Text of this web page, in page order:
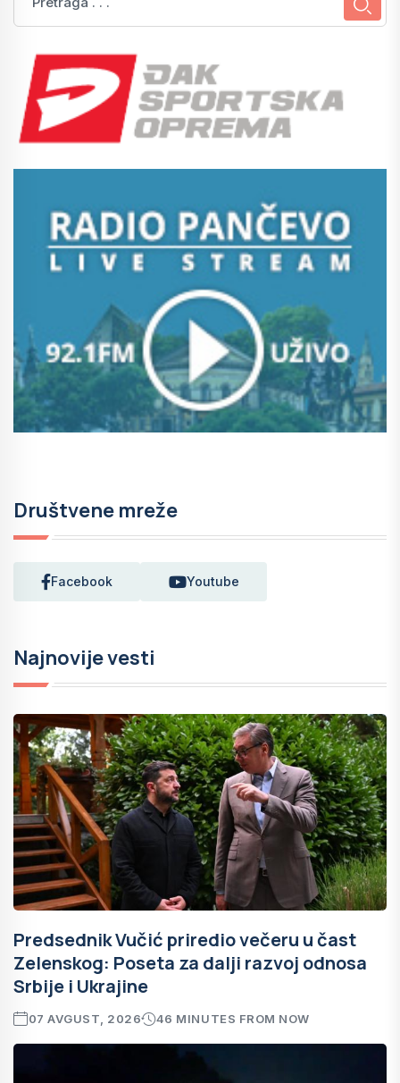
Društvene mreže
Facebook Youtube
Najnovije vesti
Predsednik Vučić priredio večeru u čast
Zelenskog: Poseta za dalji razvoj odnosa
Srbije i Ukrajine
07 AVGUST, 2026 46 MINUTES FROM NOW